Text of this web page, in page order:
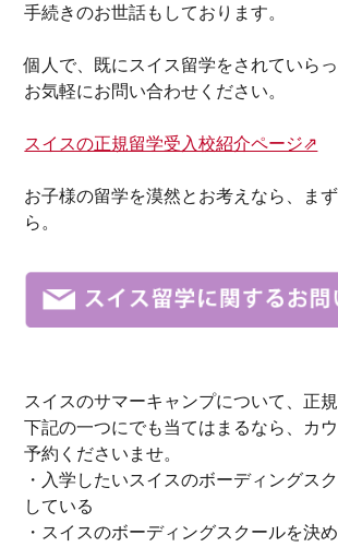
手続きのお世話もしております。
個人で、既にスイス留学をされていら
お気軽にお問い合わせください。
スイスの正規留学受入校紹介ページ⇗
お子様の留学を漠然と お考え なら、ま
ら。
スイスのサマーキャンプについて、 正
下記の一つにでも当てはまるなら、 カ
予約 くださいませ。
・入学したいスイスのボーディングス
している
・スイスのボーディングスクールを決